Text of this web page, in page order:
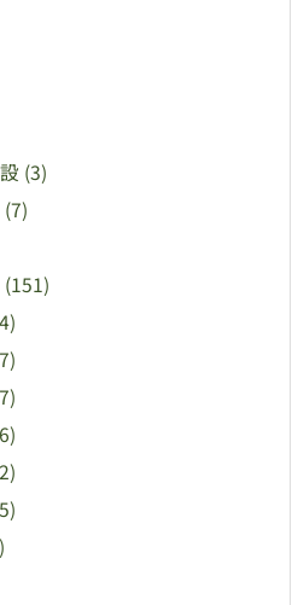
(3)
(7)
(151)